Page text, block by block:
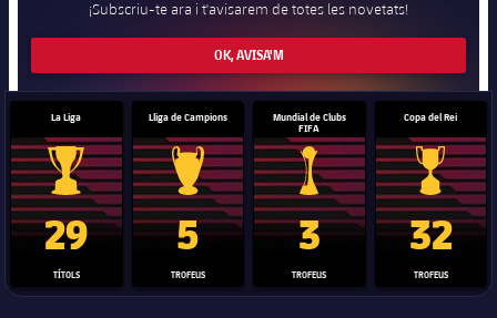
¡Subscriu-te ara i t'avisarem de totes les novetats!
OK, AVISA'M
La Liga
Trofeu de la Liga
29
TÍTOLS
Lliga de Campions
Trofeu de la Lliga de Campions
5
TROFEUS
Mundial de Clubs
FIFA
Trofeu del Mundial de Clubs
3
TROFEUS
Copa del Rei
Copa del
32
TROFEUS